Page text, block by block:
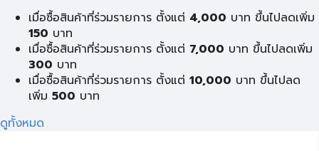
เมื่อซื้อสินค้าที่ร่วมรายการ ตั้งแต่ 4,000 บาท ขึ้นไปลดเพิ่ม
150 บาท
เมื่อซื้อสินค้าที่ร่วมรายการ ตั้งแต่ 7,000 บาท ขึ้นไปลดเพิ่ม
300 บาท
เมื่อซื้อสินค้าที่ร่วมรายการ ตั้งแต่ 10,000 บาท ขึ้นไปลด
เพิ่ม 500 บาท
ดูทั้งหมด